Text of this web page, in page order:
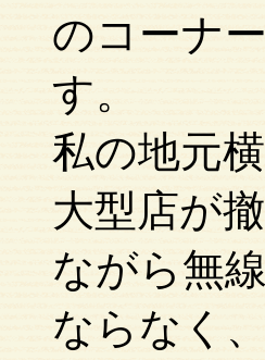
のコーナ
す。
私の地元
大型店が
ながら無
ならなく